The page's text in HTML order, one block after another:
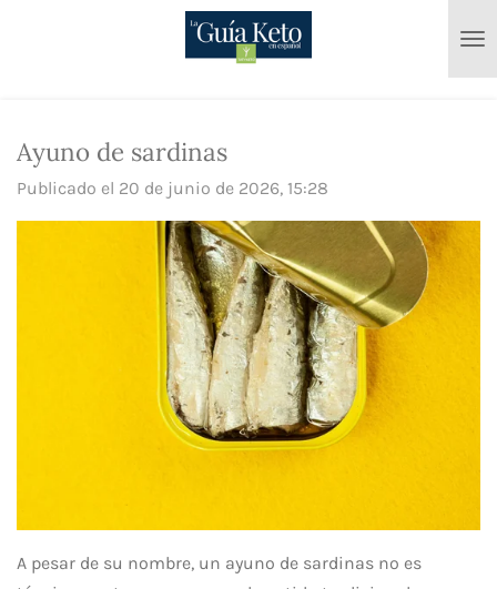
Ayuno de sardinas
Publicado el 20 de junio de 2026, 15:28
A pesar de su nombre, un ayuno de sardinas no es